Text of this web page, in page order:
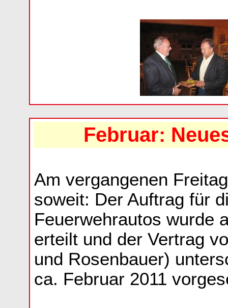
Februar:
Am vergangenen
soweit: Der Auftrag für
Feuerwehrautos wurde
erteilt und der Vertrag
und Rosenbauer)
ca. Februar 2011